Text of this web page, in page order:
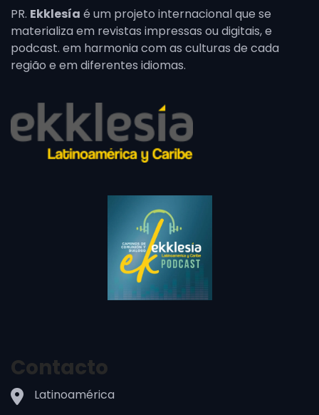
PR. Ekklesía é um projeto internacional que se
materializa em revistas impressas ou digitais, e
podcast. em harmonia com as culturas de cada
região e em diferentes idiomas.
Contacto
Latinoamérica